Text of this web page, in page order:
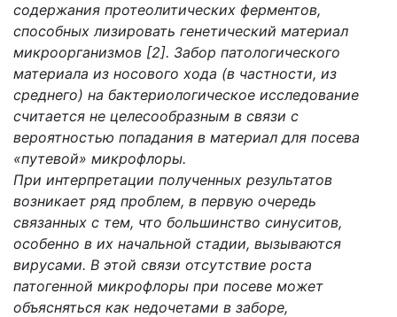
содержания протеолитических ферментов,
способных лизировать генетический материал
микроорганизмов [2]. Забор патологического
материала из носового хода (в частности, из
среднего) на бактериологическое исследование
считается не целесообразным в связи с
вероятностью попадания в материал для посева
«путевой» микрофлоры.
При интерпретации полученных результатов
возникает ряд проблем, в первую очередь
связанных с тем, что большинство синуситов,
особенно в их начальной стадии, вызываются
вирусами. В этой связи отсутствие роста
патогенной микрофлоры при посеве может
объясняться как недочетами в заборе,